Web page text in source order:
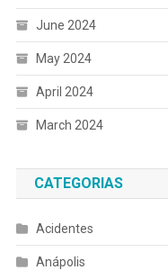
June 2024
May 2024
April 2024
March 2024
CATEGORIAS
Acidentes
Anápolis